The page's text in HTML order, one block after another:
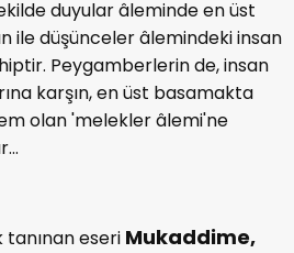
duyular âleminde en üst
ile düşünceler âlemindeki insan
Peygamberlerin de, insan
karşın, en üst basamakta
olan 'melekler âlemi'ne
eseri Mukaddime,